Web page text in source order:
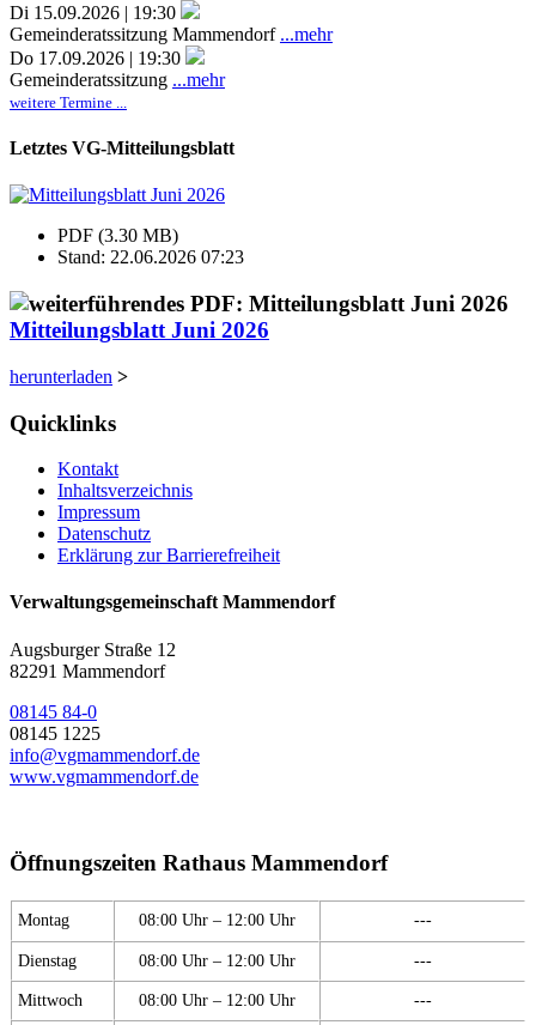
Di 15.09.2026 | 19:30
Gemeinderatssitzung Mammendorf ...mehr
Do 17.09.2026 | 19:30
Gemeinderatssitzung ...mehr
weitere Termine ...
Letztes VG-Mitteilungsblatt
PDF (3.30 MB)
Stand: 22.06.2026 07:23
Mitteilungsblatt Juni 2026
herunterladen >
Quicklinks
Kontakt
Inhaltsverzeichnis
Impressum
Datenschutz
Erklärung zur Barrierefreiheit
Verwaltungsgemeinschaft Mammendorf
Augsburger Straße 12
82291 Mammendorf
08145 84-0
08145 1225
info@vgmammendorf.de
www.vgmammendorf.de
Öffnungszeiten Rathaus Mammendorf
Montag 08:00 Uhr – 12:00 Uhr ---
Dienstag 08:00 Uhr – 12:00 Uhr ---
Mittwoch 08:00 Uhr – 12:00 Uhr ---